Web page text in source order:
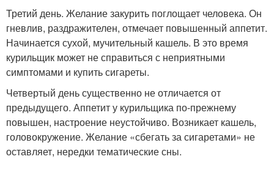
Третий день. Желание закурить поглощает человека. Он
гневлив, раздражителен, отмечает повышенный аппетит.
Начинается сухой, мучительный кашель. В это время
курильщик может не справиться с неприятными
симптомами и купить сигареты.
Четвертый день существенно не отличается от
предыдущего. Аппетит у курильщика по-прежнему
повышен, настроение неустойчиво. Возникает кашель,
головокружение. Желание «сбегать за сигаретами» не
оставляет, нередки тематические сны.